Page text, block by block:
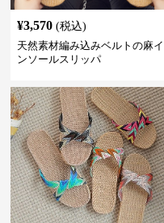
¥3,570 (税込)
天然素材編み込みベルトの麻イ
ンソールスリッパ